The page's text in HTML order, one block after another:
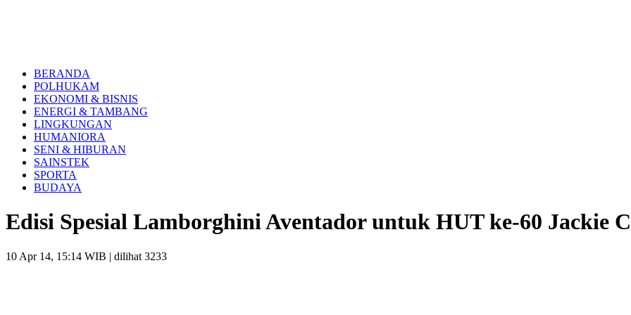
BERANDA
POLHUKAM
EKONOMI & BISNIS
ENERGI & TAMBANG
LINGKUNGAN
HUMANIORA
SENI & HIBURAN
SAINSTEK
SPORTA
BUDAYA
Edisi Spesial Lamborghini Aventador untuk HUT ke-60 Jackie
10 Apr 14, 15:14 WIB | dilihat 3233